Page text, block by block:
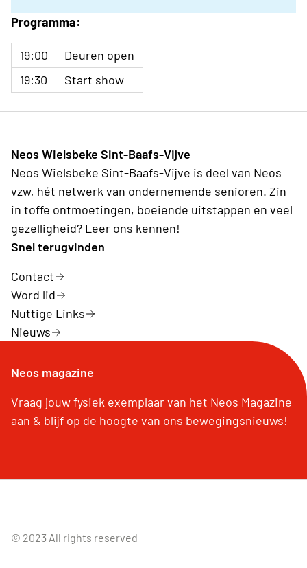
Programma:
19:00
Deuren open
19:30
Start show
Neos Wielsbeke Sint-Baafs-Vijve
Neos Wielsbeke Sint-Baafs-Vijve is deel van Neos
vzw, hét netwerk van ondernemende senioren. Zin
in toffe ontmoetingen, boeiende uitstappen en veel
gezelligheid? Leer ons kennen!
Snel terugvinden
Contact
Word lid
Nuttige Links
Nieuws
Neos magazine
Vraag jouw fysiek exemplaar van het Neos Magazine
aan & blijf op de hoogte van ons bewegingsnieuws!
© 2023 All rights reserved